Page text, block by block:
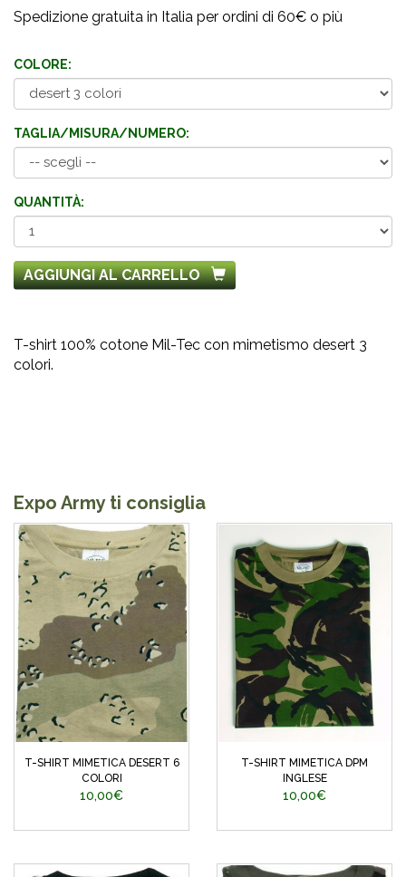
Spedizione gratuita in Italia per ordini di 60€ o più
COLORE:
TAGLIA/MISURA/NUMERO:
QUANTITÀ:
AGGIUNGI AL CARRELLO
T-shirt 100% cotone Mil-Tec con mimetismo desert 3
colori.
Expo Army ti consiglia
T-SHIRT MIMETICA DESERT 6
COLORI
10,00€
T-SHIRT MIMETICA DPM
INGLESE
10,00€